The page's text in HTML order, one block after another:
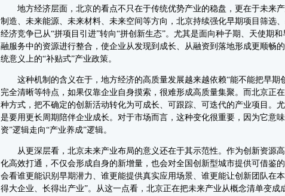
地方经济层面，北京的看点不只在于传统优势产业的稳盘，更在于未来
制造、未来能源、未来材料、未来空间等方向，北京持续强化早期项目筛选
经济竞争已从“拼项目引进”转向“拼创新生态”。尤其是面向种子期、天使期
融服务中的资源进行整合，使企业从发现到成长、从融资到落地形成更顺畅
统意义上的“补贴式”产业政策。
这种机制的含义在于，地方经济的高质量发展越来越依赖“能不能把早期
完全清晰等特点，如果仅靠企业自身摸索，很难形成高质量集聚。而北京正
种方式，把不确定的创新活动转化为可成长、可跟踪、可迭代的产业项目。
是要用更长周期陪伴企业成长。对于市场而言，这种变化很重要，因为它意
资”逻辑走向“产业养成”逻辑。
从更深层看，北京未来产业布局的意义还在于其示范性。作为创新资源
化高效打通，不仅会形成自身的新增量，也会对全国创新型城市提供可借鉴
会看谁更能识别早期潜力、谁更能提供真实应用场景、谁更能让创新团队在
得大企业、长得出产业”。从这一点看，北京正在把未来产业从概念清单变成